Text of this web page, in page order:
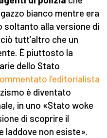
bianco mentre era
soltanto alla versione di
tutt’altro che un
È piuttosto la
dello Stato
l’editorialista
è diventato
in uno «Stato woke
di scoprire il
laddove non esiste».